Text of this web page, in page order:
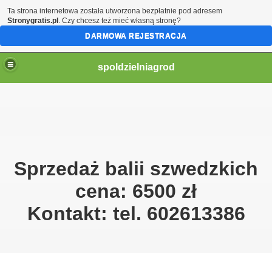
spoldzielniagrod
Sprzedaż balii szwedzkich
cena: 6500 zł
Kontakt: tel. 602613386
Ta strona internetowa została utworzona bezpłatnie pod adresem
Stronygratis.pl . Czy chcesz też mieć własną stronę?
DARMOWA REJESTRACJA